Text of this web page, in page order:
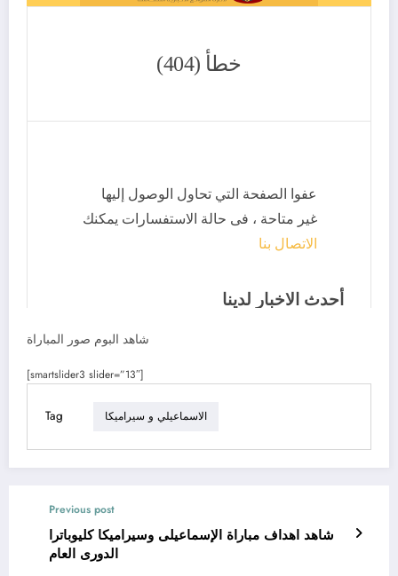
شاهد البوم صور المباراة
[smartslider3 slider=”13″]
Tag الاسماعيلي و سيراميكا
Previous post
شاهد اهداف مباراة الإسماعيلى وسيراميكا كليوباترا
الدورى العام